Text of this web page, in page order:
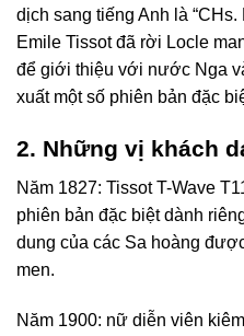
dịch sang tiếng Anh là “CHs.
Emile Tissot đã rời Locle
để giới thiệu với nước Nga
xuất một số phiên bản đặc
2. Những vị khách
Năm 1827: Tissot T-Wave
phiên bản đặc biệt dành
dung của các Sa hoàng
men.
Năm 1900: nữ diễn viên